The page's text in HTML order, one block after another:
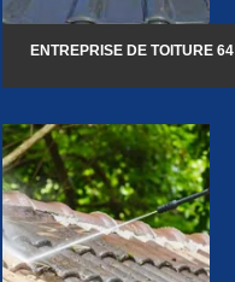
ENTREPRISE DE TOITURE 64